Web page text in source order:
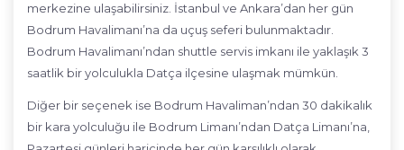
merkezine ulaşabilirsiniz. İstanbul ve Ankara’dan her gün
Bodrum Havalimanı’na da uçuş seferi bulunmaktadır.
Bodrum Havalimanı’ndan shuttle servis imkanı ile yaklaşık 3
saatlik bir yolculukla Datça ilçesine ulaşmak mümkün.
Diğer bir seçenek ise Bodrum Havaliman’ndan 30 dakikalık
bir kara yolculuğu ile Bodrum Limanı’ndan Datça Limanı’na,